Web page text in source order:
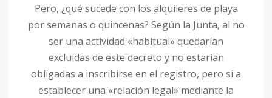
Pero, ¿qué sucede con los alquileres de playa
por semanas o quincenas? Según la Junta, al no
ser una actividad «habitual» quedarían
excluidas de este decreto y no estarían
obligadas a inscribirse en el registro, pero sí a
establecer una «relación legal» mediante la